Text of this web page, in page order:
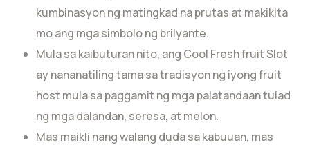
kumbinasyon ng matingkad na prutas at makikita
mo ang mga simbolo ng brilyante.
Mula sa kaibuturan nito, ang Cool Fresh fruit Slot
ay nananatiling tama sa tradisyon ng iyong fruit
host mula sa paggamit ng mga palatandaan tulad
ng mga dalandan, seresa, at melon.
Mas maikli nang walang duda sa kabuuan, mas